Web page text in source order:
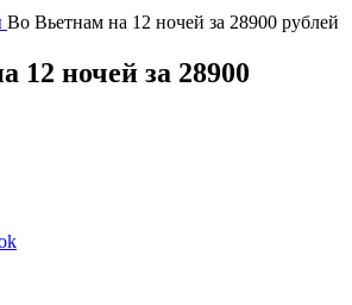
Во Вьетнам на 12 ночей за 28900 рублей
12 ночей за 28900